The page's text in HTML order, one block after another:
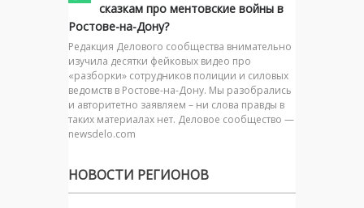
сказкам про ментовские войны в
Ростове-на-Дону?
Редакция Делового сообщества внимательно
изучила десятки фейковых видео про
«разборки» сотрудников полиции и силовых
ведомств в Ростове-на-Дону. Мы разобрались
и авторитетно заявляем – ни слова правды в
таких материалах нет. Деловое сообщество —
newsdelo.com
НОВОСТИ РЕГИОНОВ